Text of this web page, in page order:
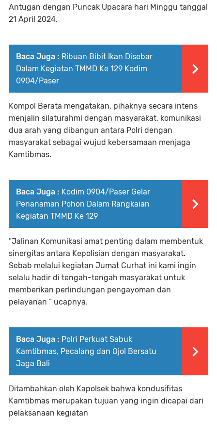
Antugan dengan Puncak Upacara hari Minggu tanggal
21 April 2024.
Baca Juga : Ribuan Bibit Ikan Disebar
Dalam Kegiatan TMMD Ke 129 Kodim
0904/Paser
Kompol Berata mengatakan, pihaknya secara intens
menjalin silaturahmi dengan masyarakat, komunikasi
dua arah yang dibangun antara Polri dengan
masyarakat sebagai wujud kebersamaan menjaga
Kamtibmas.
Baca Juga : Kodim 0904/Paser Gelar
Penanaman Pohon Dalam Rangkaian
Kegiatan TMMD Ke 129
”Jalinan Komunikasi amat penting dalam membentuk
sinergitas antara Kepolisian dengan masyarakat.
Sebab melalui kegiatan Jumat Curhat ini kami ingin
selalu hadir di tengah-tengah masyarakat untuk
memberikan perlindungan pengayoman dan
pelayanan ” ucapnya.
Baca Juga : Polri Perkuat Sabuk
Kamtibmas, Pecalang dan Ojol Bersatu
Jaga Bali
Ditambahkan oleh Kapolsek bahwa kondusifitas
Kamtibmas merupakan tujuan yang ingin dicapai dari
pelaksanaan kegiatan